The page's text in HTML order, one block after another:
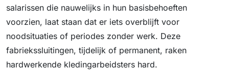
salarissen die nauwelijks in hun basisbehoeften
voorzien, laat staan ​​dat er iets overblijft voor
noodsituaties of periodes zonder werk. Deze
fabriekssluitingen, tijdelijk of permanent, raken
hardwerkende kledingarbeidsters hard.